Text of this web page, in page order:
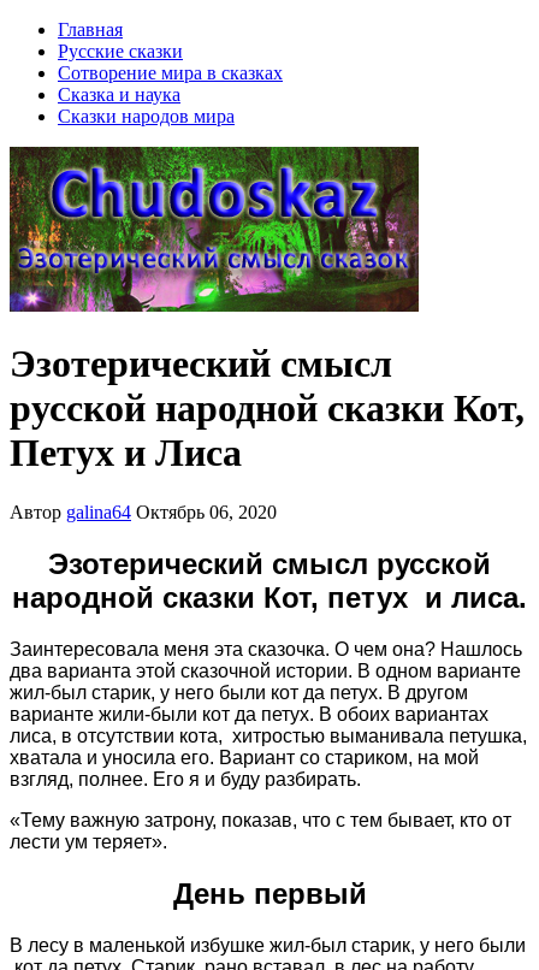
Главная
Русские сказки
Сотворение мира в сказках
Сказка и наука
Сказки народов мира
Эзотерический смысл
русской народной сказки Кот,
Петух и Лиса
Автор galina64 Октябрь 06, 2020
Эзотерический смысл русской
народной сказки Кот, петух и лиса.
Заинтересовала меня эта сказочка. О чем она? Нашлось
два варианта этой сказочной истории. В одном варианте
жил-был старик, у него были кот да петух. В другом
варианте жили-были кот да петух. В обоих вариантах
лиса, в отсутствии кота, хитростью выманивала петушка,
хватала и уносила его. Вариант со стариком, на мой
взгляд, полнее. Его я и буду разбирать.
«Тему важную затрону, показав, что с тем бывает, кто от
лести ум теряет».
День первый
В лесу в маленькой избушке жил-был старик, у него были